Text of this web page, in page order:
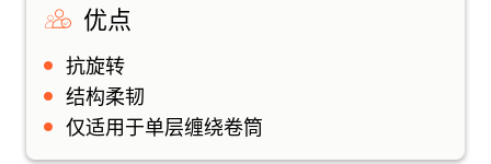
优点
抗旋转
结构柔韧
仅适用于单层缠绕卷筒